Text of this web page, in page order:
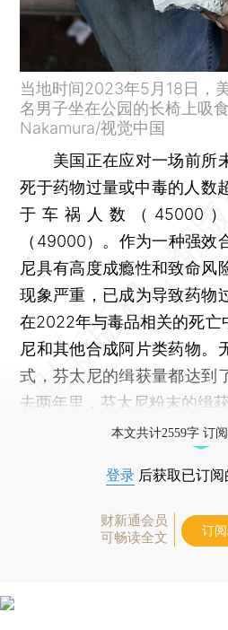
当地时间2023年5月18日，
名男子坐在公园的长椅上吸
Nakamura/视觉中国
美国正在应对一场前所
死于药物过量或中毒的人数
于车祸人数（45000
（49000）。作为一种强效
尼具有高度成瘾性和致命风
现象严重，已成为导致药物
在2022年与毒品相关的死亡
尼和其他合成阿片类药物。
式，芬太尼的缉获量都达到
去两年里，芬太尼粉末的缉
本文共计2559字 订
登录 后获取已订
财新通会员
可畅读全文
订